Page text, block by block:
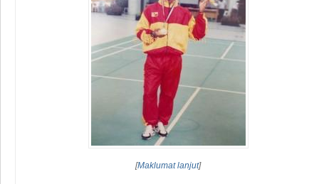
[Maklumat lanjut]